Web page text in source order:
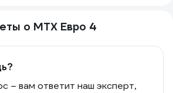
о MTX Евро 4
– вам ответит наш эксперт,